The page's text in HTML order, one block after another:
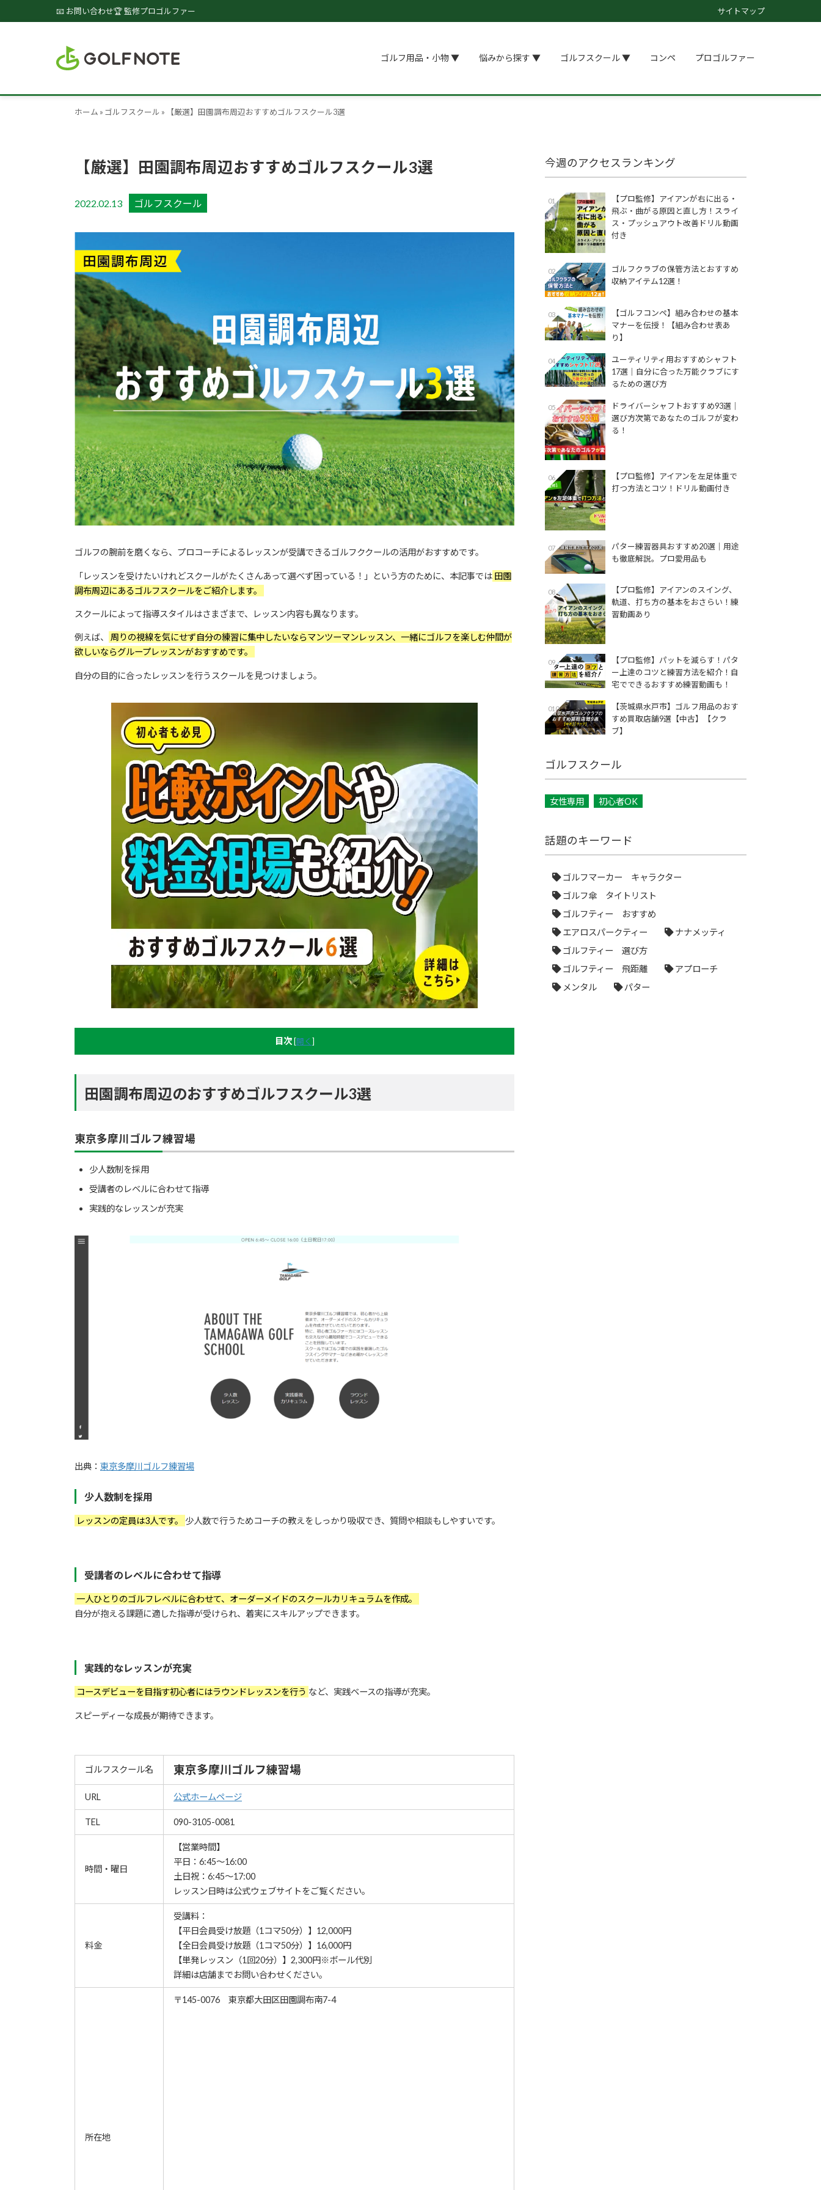
📧 お問い合わせ🏆 監修プロゴルファー サイトマップ
ゴルフ用品・小物 ▼ 悩みから探す ▼ ゴルフスクール ▼ コンペ プロゴルファー
ホーム » ゴルフスクール » 【厳選】田園調布周辺おすすめゴルフスクール3選
【厳選】田園調布周辺おすすめゴルフスクール3選
2022.02.13 ゴルフスクール
ゴルフの腕前を磨くなら、プロコーチによるレッスンが受講できるゴルフククールの活用がおすすめです。
「レッスンを受けたいけれどスクールがたくさんあって選べず困っている！」という方のために、本記事では 田園
調布周辺にあるゴルフスクールをご紹介します。
スクールによって指導スタイルはさまざまで、レッスン内容も異なります。
例えば、
周りの視線を気にせず自分の練習に集中したいならマンツーマンレッスン、一緒にゴルフを楽しむ仲間が
欲しいならグループレッスンがおすすめです。
自分の目的に合ったレッスンを行うスクールを見つけましょう。
目次 [開く ]
田園調布周辺のおすすめゴルフスクール3選
東京多摩川ゴルフ練習場
少人数制を採用
受講者のレベルに合わせて指導
実践的なレッスンが充実
出典： 東京多摩川ゴルフ練習場
少人数制を採用
レッスンの定員は3人です。 少人数で行うためコーチの教えをしっかり吸収でき、質問や相談もしやすいです。
受講者のレベルに合わせて指導
一人ひとりのゴルフレベルに合わせて、オーダーメイドのスクールカリキュラムを作成。
自分が抱える課題に適した指導が受けられ、着実にスキルアップできます。
実践的なレッスンが充実
コースデビューを目指す初心者にはラウンドレッスンを行う など、実践ベースの指導が充実。
スピーディーな成長が期待できます。
ゴルフスクール名 東京多摩川ゴルフ練習場
URL 公式ホームページ
TEL 090-3105-0081
時間・曜日
【営業時間】
平日：6:45〜16:00
土日祝：6:45〜17:00
レッスン⽇時は公式ウェブサイトをご覧ください。
料金
受講料：
【平日会員受け放題（1コマ50分）】12,000円
【​全日会員受け放題（1コマ50分）】16,000円
【単発レッスン（1回20分）】2,300円※ボール代別
詳細は店舗までお問い合わせください。
所在地
〒145-0076 東京都大田区田園調布南7-4
今週のアクセスランキング
01
【プロ監修】アイアンが右に出る・
飛ぶ・曲がる原因と直し方！スライ
ス・プッシュアウト改善ドリル動画
付き
02
ゴルフクラブの保管方法とおすすめ
収納アイテム12選！
03
【ゴルフコンペ】組み合わせの基本
マナーを伝授！【組み合わせ表あ
り】
04
ユーティリティ用おすすめシャフト
17選│自分に合った万能クラブにす
るための選び方
05
ドライバーシャフトおすすめ93選│
選び方次第であなたのゴルフが変わ
る！
06
【プロ監修】アイアンを左足体重で
打つ方法とコツ！ドリル動画付き
07
パター練習器具おすすめ20選｜用途
も徹底解説。プロ愛用品も
08
【プロ監修】アイアンのスイング、
軌道、打ち方の基本をおさらい！練
習動画あり
09
【プロ監修】パットを減らす！パタ
ー上達のコツと練習方法を紹介！自
宅でできるおすすめ練習動画も！
010
【茨城県水戸市】ゴルフ用品のおす
すめ買取店舗9選【中古】【クラ
ブ】
ゴルフスクール
女性専用 初心者OK
話題のキーワード
ゴルフマーカー キャラクター
ゴルフ傘 タイトリスト
ゴルフティー おすすめ
エアロスパークティー
ナナメッティ
ゴルフティー 選び方
ゴルフティー 飛距離
アプローチ
メンタル
パター